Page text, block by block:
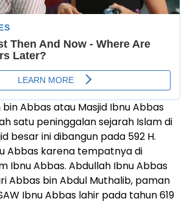
bin Abbas atau Masjid Ibnu Abbas
satu peninggalan sejarah Islam di
besar ini dibangun pada 592 H.
Abbas karena tempatnya di
Ibnu Abbas. Abdullah Ibnu Abbas
Abbas bin Abdul Muthalib, paman
Ibnu Abbas lahir pada tahun 619